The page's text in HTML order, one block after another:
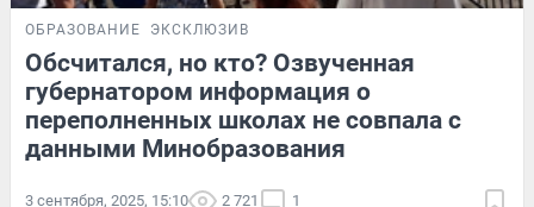
ОБРАЗОВАНИЕ ЭКСКЛЮЗИВ
Обсчитался, но кто? Озвученная
губернатором информация о
переполненных школах не совпала с
данными Минобразования
3 сентября, 2025, 15:10 2 721 1